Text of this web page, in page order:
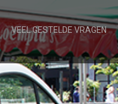
VEEL GESTELDE VRAGEN